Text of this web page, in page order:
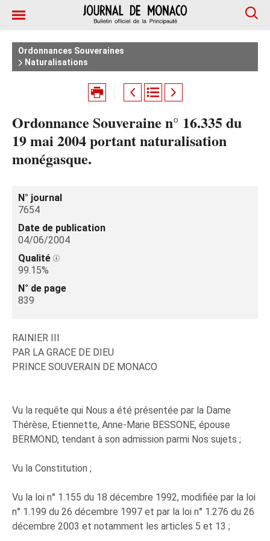
Ordonnances Souveraines
Naturalisations
Ordonnance Souveraine n° 16.335 du
19 mai 2004 portant naturalisation
monégasque.
N° journal
7654
Date de publication
04/06/2004
Qualité
99.15%
N° de page
839
RAINIER III
PAR LA GRACE DE DIEU
PRINCE SOUVERAIN DE MONACO
Vu la requête qui Nous a été présentée par la Dame
Thérèse, Etiennette, Anne-Marie BESSONE, épouse
BERMOND, tendant à son admission parmi Nos sujets ;
Vu la Constitution ;
Vu la loi n° 1.155 du 18 décembre 1992, modifiée par la loi
n° 1.199 du 26 décembre 1997 et par la loi n° 1.276 du 26
décembre 2003 et notamment les articles 5 et 13 ;